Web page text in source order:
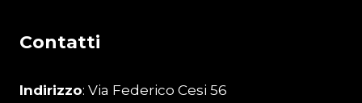
Contatti
Indirizzo: Via Federico Cesi 56